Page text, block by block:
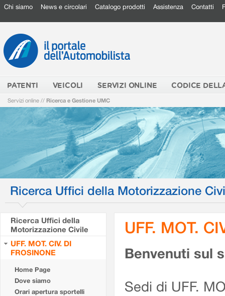
Chi siamo News e circolari Catalogo prodotti Assistenza Contatti
PATENTI VEICOLI SERVIZI ONLINE CODICE
Servizi online // Ricerca e Gestione UMC
Ricerca Uffici della Motorizzazione
Ricerca Uffici della
Motorizzazione Civile
UFF. MOT. CIV. DI
FROSINONE
Home Page
Dove siamo
Orari apertura sportelli
UFF. MOT.
Benvenuti sul
Sedi di UFF.